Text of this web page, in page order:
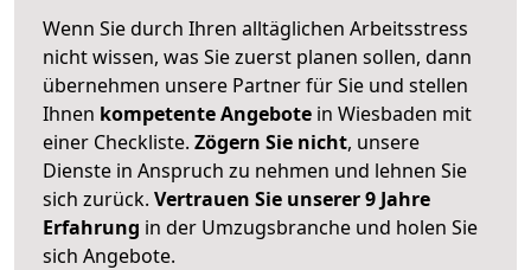
Wenn Sie durch Ihren alltäglichen Arbeitsstress
nicht wissen, was Sie zuerst planen sollen, dann
übernehmen unsere Partner für Sie und stellen
Ihnen kompetente Angebote in Wiesbaden mit
einer Checkliste. Zögern Sie nicht, unsere
Dienste in Anspruch zu nehmen und lehnen Sie
sich zurück. Vertrauen Sie unserer 9 Jahre
Erfahrung in der Umzugsbranche und holen Sie
sich Angebote.